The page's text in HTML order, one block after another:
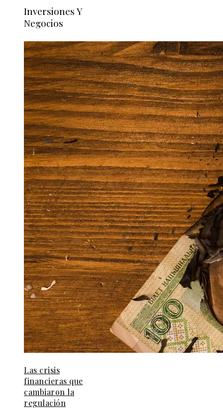
Inversiones Y
Negocios
Las crisis
financieras que
cambiaron la
regulación